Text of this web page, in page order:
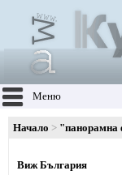
Меню
Начало "панорамна
Виж България